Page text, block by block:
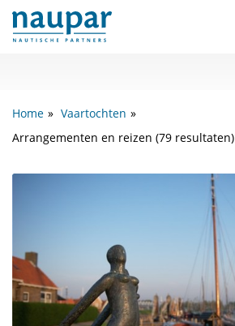
Home
Vaartochten
Arrangementen en reizen (79 resultaten)